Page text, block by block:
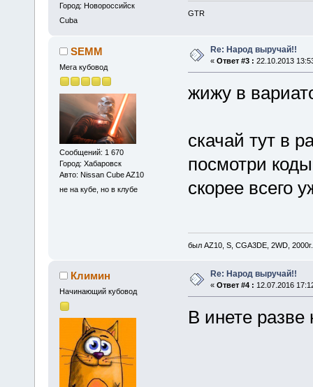
Город: Новороссийск
Cuba
GTR
SEMM
Мега кубовод
Сообщений: 1 670
Город: Хабаровск
Авто: Nissan Cube AZ10
не на кубе, но в клубе
Re: Народ выручай!!
« Ответ #3 : 22.10.2013
жижу в
скачай тут в
посмотри
скорее всего
был AZ10, S, CGA3DE, 2WD, 2000г.
Климин
Начинающий кубовод
Re: Народ выручай!!
« Ответ #4 : 12.07.2016
В инете разве